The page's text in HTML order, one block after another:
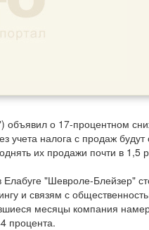
о 17-процентном
учета налога с продаж
их продажи почти в 1,5
Елабуге "Шевроле-Блейзер"
и связям с
месяцы компания
процента.